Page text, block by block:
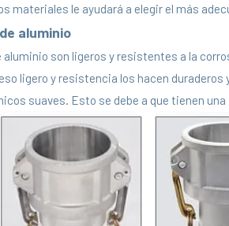
materiales le ayudará a elegir el más
aluminio
son ligeros y resistentes a la
ligero y resistencia los hacen
suaves. Esto se debe a que tienen